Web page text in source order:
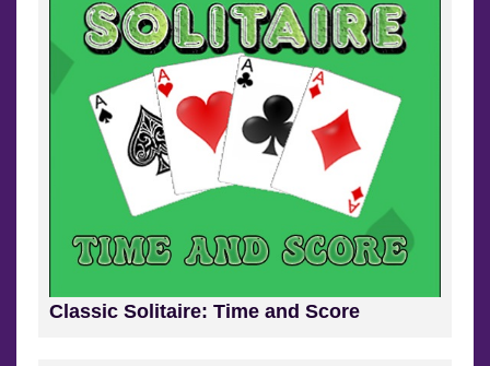
Classic Solitaire: Time and Score